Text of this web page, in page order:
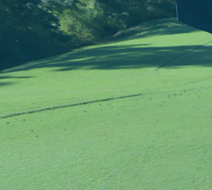
BLOG
スタッフブログ
：
JLPGAツアー「富士
スタジオアリス女子オ
にてTRUE TEMPERシ
用のウー・チャイエン